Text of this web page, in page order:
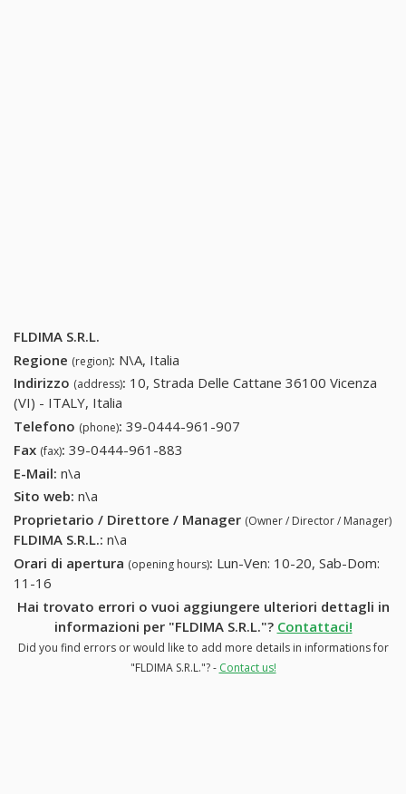
FLDIMA S.R.L.
Regione (region): N\A, Italia
Indirizzo (address): 10, Strada Delle Cattane 36100 Vicenza
(VI) - ITALY, Italia
Telefono (phone): 39-0444-961-907
Fax (fax): 39-0444-961-883
E-Mail: n\a
Sito web: n\a
Proprietario / Direttore / Manager (Owner / Director / Manager)
FLDIMA S.R.L.: n\a
Orari di apertura (opening hours): Lun-Ven: 10-20, Sab-Dom:
11-16
Hai trovato errori o vuoi aggiungere ulteriori dettagli in
informazioni per "FLDIMA S.R.L."? Contattaci!
Did you find errors or would like to add more details in informations for
"FLDIMA S.R.L."? - Contact us!